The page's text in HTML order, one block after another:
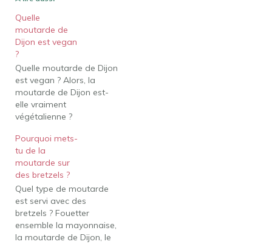
Quelle
moutarde de
Dijon est vegan
?
Quelle moutarde de Dijon
est vegan ? Alors, la
moutarde de Dijon est-
elle vraiment
végétalienne ?
moutardes jaunes, Dijon
ne l'est pas. Le verjus
utilisé dans la moutarde
est techniquement
végétalien, mais le
processus de filtrage
contient généralement
des sous-produits
animaux tels que la
Pourquoi mets-
tu de la
moutarde sur
des bretzels ?
Quel type de moutarde
est servi avec des
bretzels ? Fouetter
ensemble la mayonnaise,
la moutarde de Dijon, le